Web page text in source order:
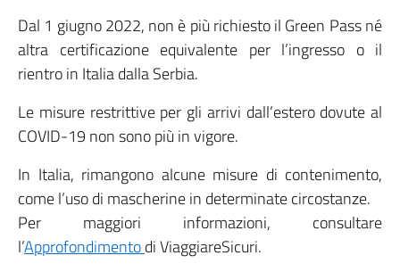
Dal 1 giugno 2022, non è più richiesto il Green Pass né
altra certificazione equivalente per l’ingresso o il
rientro in Italia dalla Serbia.
Le misure restrittive per gli arrivi dall’estero dovute al
COVID-19 non sono più in vigore.
In Italia, rimangono alcune misure di contenimento,
come l’uso di mascherine in determinate circostanze.
Per maggiori informazioni, consultare
l’Approfondimentodi ViaggiareSicuri.